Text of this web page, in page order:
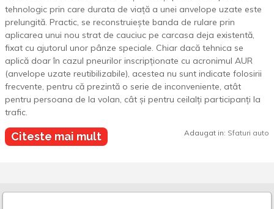
tehnologic prin care durata de viață a unei anvelope uzate este
prelungită. Practic, se reconstruiește banda de rulare prin
aplicarea unui nou strat de cauciuc pe carcasa deja existentă,
fixat cu ajutorul unor pânze speciale. Chiar dacă tehnica se
aplică doar în cazul pneurilor inscripționate cu acronimul AUR
(anvelope uzate reutibilizabile), acestea nu sunt indicate folosirii
frecvente, pentru că prezintă o serie de inconveniente, atât
pentru persoana de la volan, cât și pentru ceilalți participanți la
trafic.
Citeste mai mult Adaugat in: Sfaturi auto